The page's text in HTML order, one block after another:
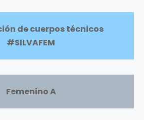
de cuerpos técnicos
#SILVAFEM
Femenino A